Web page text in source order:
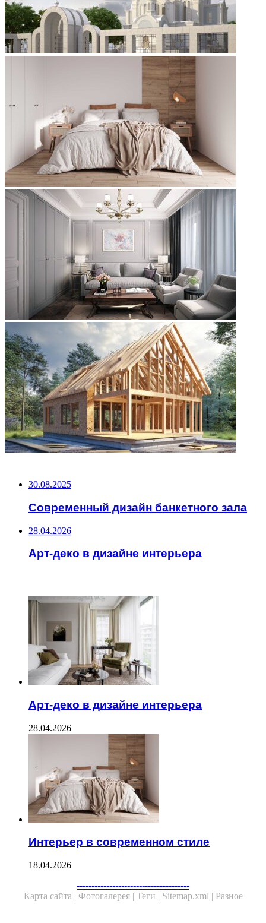
30.08.2025
Современный дизайн банкетного зала
28.04.2026
Арт-деко в дизайне интерьера
Арт-деко в дизайне интерьера
28.04.2026
Интерьер в современном стиле
18.04.2026
--------------------------------------
Карта сайта | Фотогалерея | Теги | Sitemap.xml | Разное